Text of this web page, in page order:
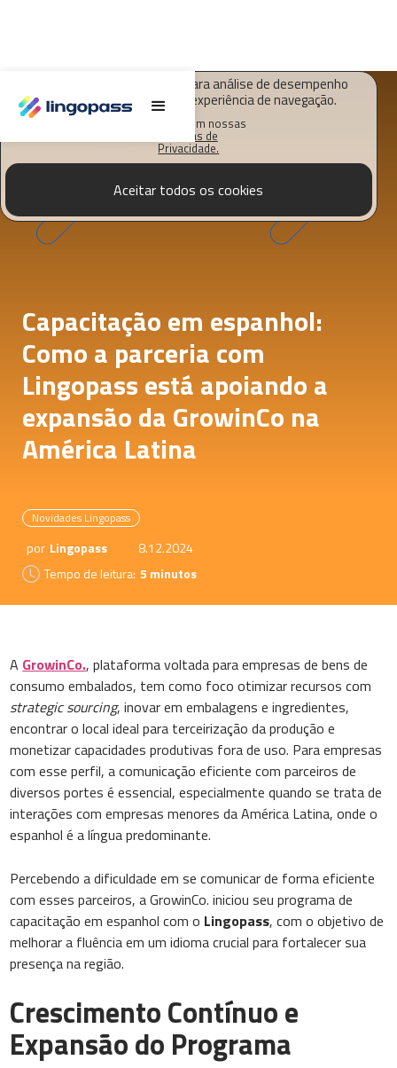
O Lingopass utiliza cookies para análise de desempenho
deste site e melhorar sua experiência de navegação.
Saiba mais em nossas
Políticas de
Privacidade.
Aceitar todos os cookies
Capacitação em espanhol:
Como a parceria com
Lingopass está apoiando a
expansão da GrowinCo na
América Latina
Novidades Lingopass
por Lingopass
8.12.2024
Tempo de leitura: 5 minutos
A GrowinCo., plataforma voltada para empresas de bens de
consumo embalados, tem como foco otimizar recursos com
strategic sourcing, inovar em embalagens e ingredientes,
encontrar o local ideal para terceirização da produção e
monetizar capacidades produtivas fora de uso. Para empresas
com esse perfil, a comunicação eficiente com parceiros de
diversos portes é essencial, especialmente quando se trata de
interações com empresas menores da América Latina, onde o
espanhol é a língua predominante.
Percebendo a dificuldade em se comunicar de forma eficiente
com esses parceiros, a GrowinCo. iniciou seu programa de
capacitação em espanhol com o Lingopass, com o objetivo de
melhorar a fluência em um idioma crucial para fortalecer sua
presença na região.
Crescimento Contínuo e
Expansão do Programa